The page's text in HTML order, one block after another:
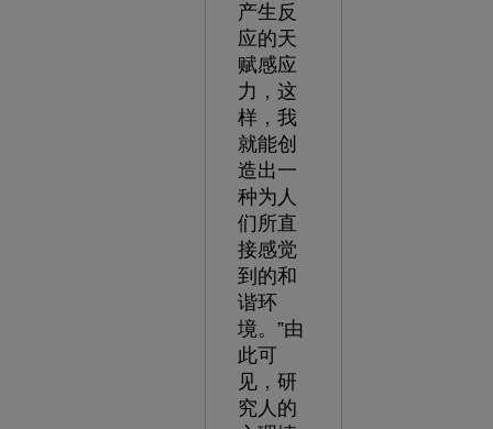
产生反
应的天
赋感应
力，这
样，我
就能创
造出一
种为人
们所直
接感觉
到的和
谐环
境。”由
此可
见，研
究人的